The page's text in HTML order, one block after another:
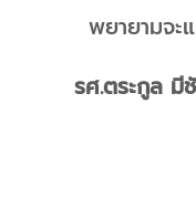
พยายามจะ
รศ.ตระกูล มี